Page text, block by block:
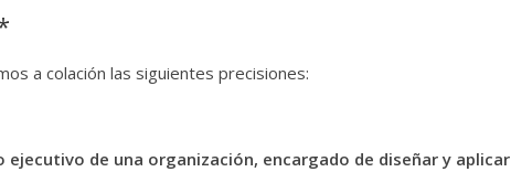
a colación las siguientes precisiones:
ejecutivo de una organización, encargado de diseñar y aplicar